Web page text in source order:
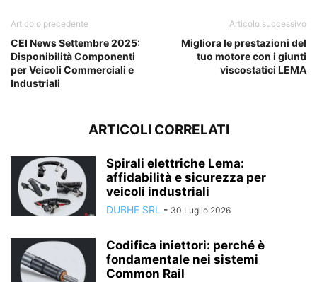
Articolo precedente
CEI News Settembre 2025:
Disponibilità Componenti
per Veicoli Commerciali e
Industriali
Articolo successivo
Migliora le prestazioni del
tuo motore con i giunti
viscostatici LEMA
ARTICOLI CORRELATI
Spirali elettriche Lema:
affidabilità e sicurezza per
veicoli industriali
DUBHE SRL - 30 Luglio 2026
Codifica iniettori: perché è
fondamentale nei sistemi
Common Rail